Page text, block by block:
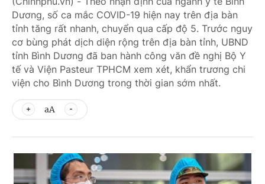
Dương, số ca mắc COVID-19 hiện nay trên địa bàn
tỉnh tăng rất nhanh, chuyển qua cấp độ 5. Trước nguy
cơ bùng phát dịch diện rộng trên địa bàn tỉnh, UBND
tỉnh Bình Dương đã ban hành công văn đề nghị Bộ Y
tế và Viện Pasteur TPHCM xem xét, khẩn trương chi
viện cho Bình Dương trong thời gian sớm nhất.
aA